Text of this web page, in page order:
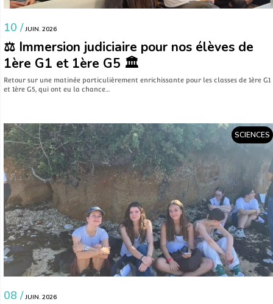
10 / JUIN. 2026
⚖️ Immersion judiciaire pour nos élèves de
1ère G1 et 1ère G5 🏛️
​Retour sur une matinée particulièrement enrichissante pour les classes de 1ère G1
et 1ère G5, qui ont eu la chance…
SCIENCES
08 / JUIN. 2026